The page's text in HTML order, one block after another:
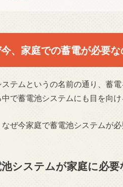
、家庭での蓄電が必要な
テムというの名前の通り、蓄
で蓄電池システムにも目を向け
なぜ今家庭で蓄電池システムが
システムが家庭に必要